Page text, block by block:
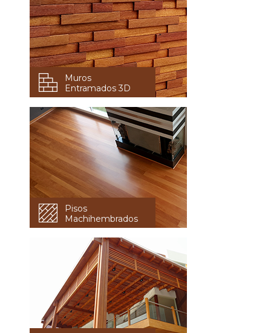
Muros
Entramados 3D
Pisos
Machihembrados